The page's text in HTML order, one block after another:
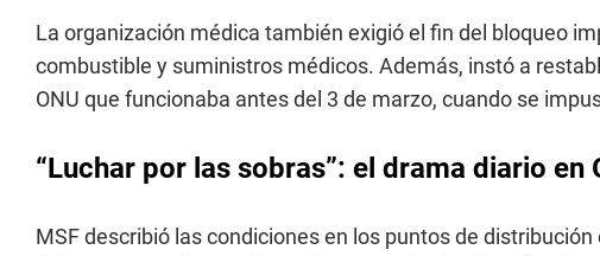
La organización médica también exigió el fin del bloqueo
combustible y suministros médicos. Además, instó a
ONU que funcionaba antes del 3 de marzo, cuando se
“Luchar por las sobras”: el drama diario en
MSF describió las condiciones en los puntos de